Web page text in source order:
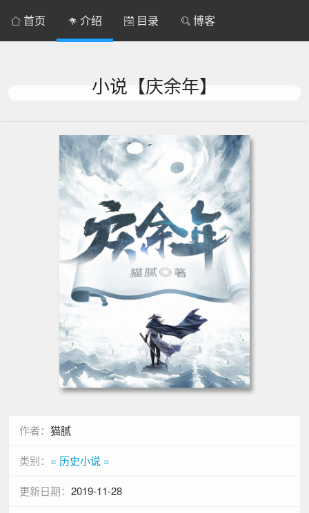
 首页  介绍  目录  博客
小说【庆余年】
作者： 猫腻
类别： = 历史小说 =
更新日期： 2019-11-28